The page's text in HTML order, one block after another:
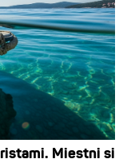
Miestni si